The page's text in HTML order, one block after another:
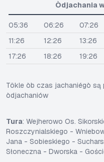
Òdjachania
05:36 06:26 07:26
11:26
12:26 13:26
17:26
18:26 19:26
Tôkle òb czas jachaniégò
òdjachaniów
Tura: Wejherowo Os.
Roszczynialskiego -
Jana - Sobieskiego -
Słoneczna - Dworska -